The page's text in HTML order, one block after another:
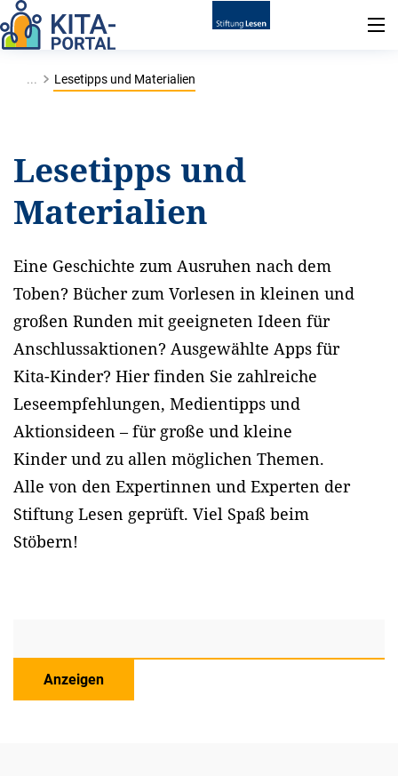
... Lesetipps und Materialien
Lesetipps und
Materialien
Eine Geschichte zum Ausruhen nach dem
Toben? Bücher zum Vorlesen in kleinen und
großen Runden mit geeigneten Ideen für
Anschlussaktionen? Ausgewählte Apps für
Kita-Kinder? Hier finden Sie zahlreiche
Leseempfehlungen, Medientipps und
Aktionsideen – für große und kleine
Kinder und zu allen möglichen Themen.
Alle von den Expertinnen und Experten der
Stiftung Lesen geprüft. Viel Spaß beim
Stöbern!
Anzeigen